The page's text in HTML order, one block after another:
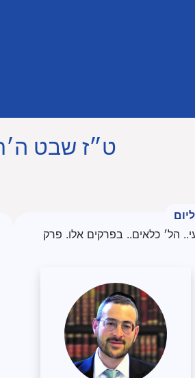
ט״ז שבט
הל׳ כלאים.. בפרקים אלו. פרק